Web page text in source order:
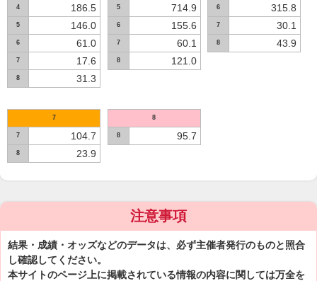
4 186.5
5 146.0
6 61.0
7 17.6
8 31.3
5 714.9
6 155.6
7 60.1
8 121.0
6 315.8
7 30.1
8 43.9
7
7 104.7
8 23.9
8
8 95.7
注意事項
結果・成績・オッズなどのデータは、必ず主催者発行のものと照合
し確認してください。
本サイトのページ上に掲載されている情報の内容に関しては万全を